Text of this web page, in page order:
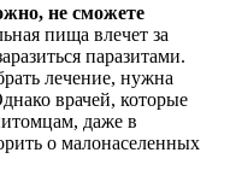
не сможете
пища влечет за
паразитами.
лечение, нужна
врачей, которые
даже в
о малонаселенных